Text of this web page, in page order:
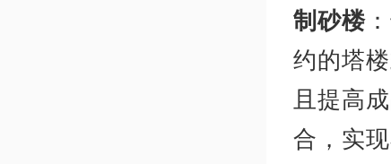
制砂楼
约的塔
且提高
合，实